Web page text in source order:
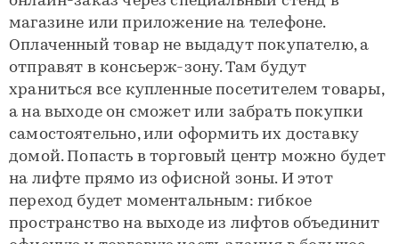
магазине или приложение на телефоне.
Оплаченный товар не выдадут покупателю, а
отправят в консьерж-зону. Там будут
храниться все купленные посетителем товары,
а на выходе он сможет или забрать покупки
самостоятельно, или оформить их доставку
домой. Попасть в торговый центр можно будет
на лифте прямо из офисной зоны. И этот
переход будет моментальным: гибкое
пространство на выходе из лифтов объединит